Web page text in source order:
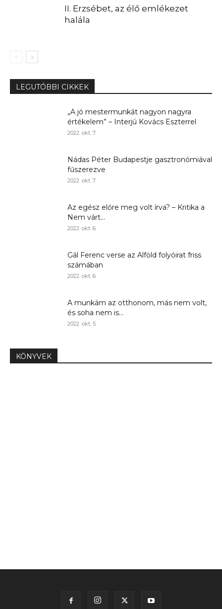
II. Erzsébet, az élő emlékezet
halála
LEGUTÓBBI CIKKEK
„A jó mestermunkát nagyon nagyra
értékelem” – Interjú Kovács Eszterrel
2022. okt. 7.
Nádas Péter Budapestje gasztronómiával
fűszerezve
2022. okt. 7.
Az egész előre meg volt írva? – Kritika a
Nem várt...
2022. okt. 6.
Gál Ferenc verse az Alföld folyóirat friss
számában
2022. okt. 6.
A munkám az otthonom, más nem volt,
és soha nem is...
2022. okt. 5.
KÖNYVEK